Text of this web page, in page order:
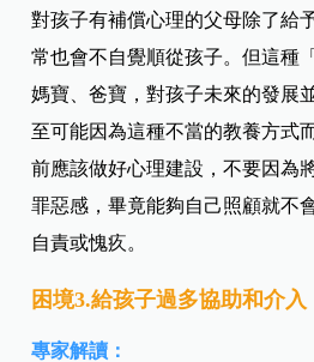
對孩子有補償心理的父母除了給
常也會不自覺順從孩子。但這種
媽寶、爸寶，對孩子未來的發展
至可能因為這種不當的教養方式
前應該做好心理建設，不要因為
罪惡感，畢竟能夠自己照顧就不
自責或愧疚。
困境3.給孩子過多協助和介入
專家解讀：